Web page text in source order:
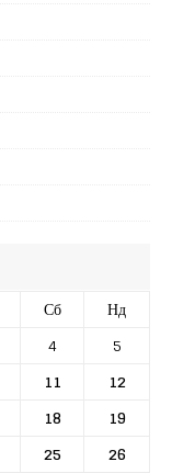
Сб
Нд
4
5
11
12
18
19
25 26